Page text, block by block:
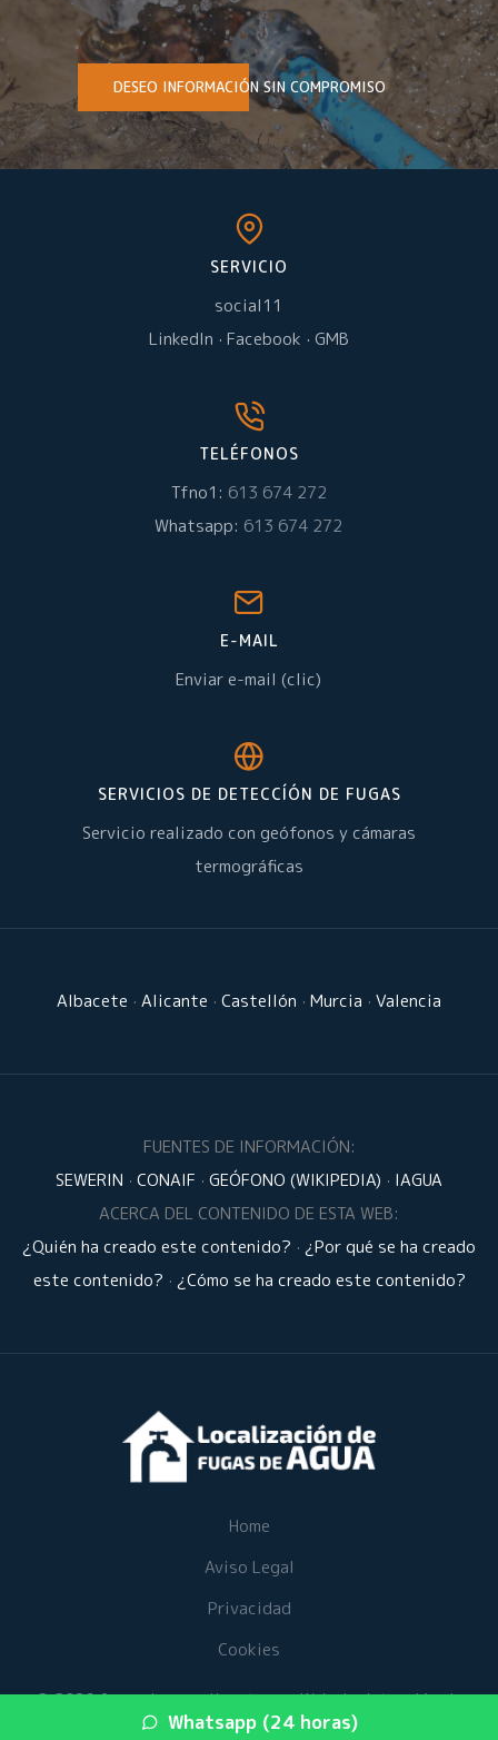
Whatsapp (24 horas)
DESEO INFORMACIÓN SIN COMPROMISO
SERVICIO
social11
LinkedIn · Facebook · GMB
TELÉFONOS
Tfno1: 613 674 272
Whatsapp: 613 674 272
E-MAIL
Enviar e-mail (clic)
SERVICIOS DE DETECCÍÓN DE FUGAS
Servicio realizado con geófonos y cámaras
termográficas
Albacete · Alicante · Castellón · Murcia · Valencia
FUENTES DE INFORMACIÓN:
SEWERIN · CONAIF · GEÓFONO (WIKIPEDIA) · IAGUA
ACERCA DEL CONTENIDO DE ESTA WEB:
¿Quién ha creado este contenido? · ¿Por qué se ha creado
este contenido? · ¿Cómo se ha creado este contenido?
Home
Aviso Legal
Privacidad
Cookies
© 2026 fugasdeaguaalicante.es · Web de detección de
fugas de agua en su provincia ·Mapa del sitio